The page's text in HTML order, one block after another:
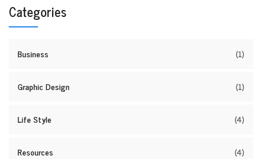
Categories
Business (1)
Graphic Design (1)
Life Style (4)
Resources (4)